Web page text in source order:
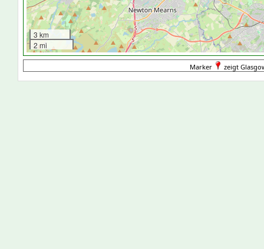
3 km
2 mi
Marker zeigt